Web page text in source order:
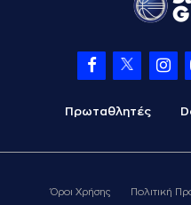
Πρωταθλητές
Όροι Χρήσης Πολιτική